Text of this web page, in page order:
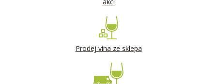
Prodej vína ze sklepa